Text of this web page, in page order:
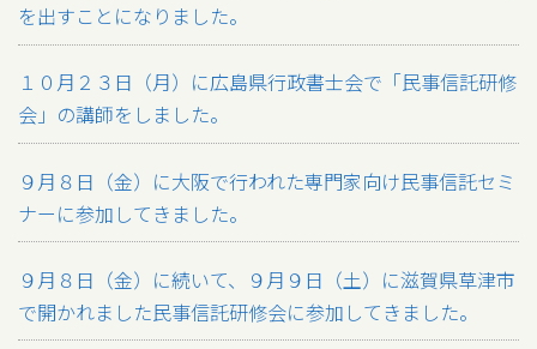
を出すことになりました。
１０月２３日（月）に広島県行政書士会で「民事信託研修
会」の講師をしました。
９月８日（金）に大阪で行われた専門家向け民事信託セミ
ナーに参加してきました。
９月８日（金）に続いて、９月９日（土）に滋賀県草津市
で開かれました民事信託研修会に参加してきました。